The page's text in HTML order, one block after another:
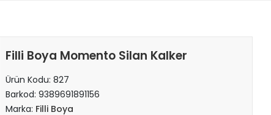
Filli Boya Momento Silan Kalker
Ürün Kodu:827
Barkod:9389691891156
Marka: Filli Boya